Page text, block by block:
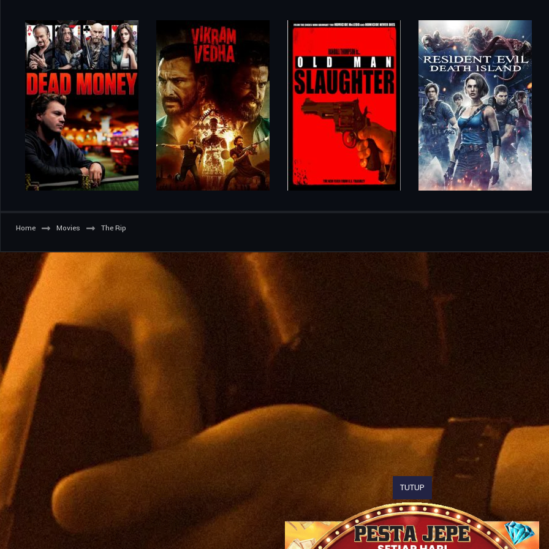
Home Movies The Rip
TUTUP